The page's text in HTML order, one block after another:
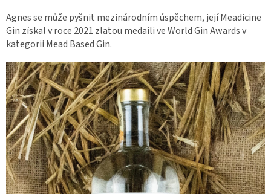
Agnes se může pyšnit mezinárodním úspěchem, její Meadicine
Gin získal v roce 2021 zlatou medaili ve World Gin Awards v
kategorii Mead Based Gin.